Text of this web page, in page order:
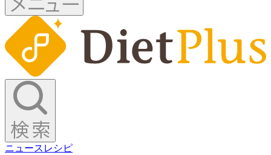
ニュース レシピ